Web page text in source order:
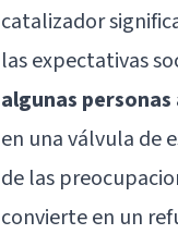
catalizador
las expectativas
algunas
en una válvula de
de las
convierte en un